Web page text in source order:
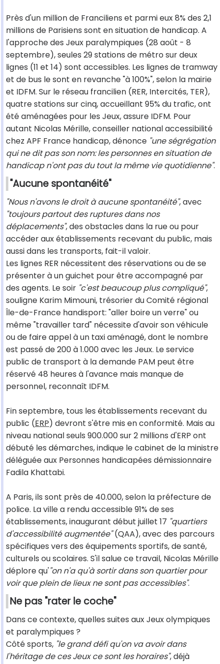
Près d'un million de Franciliens et parmi eux 8% des 2,1
millions de Parisiens sont en situation de handicap. A
l'approche des Jeux paralympiques (28 août - 8
septembre), seules 29 stations de métro sur deux
lignes (11 et 14) sont accessibles. Les lignes de tramway
et de bus le sont en revanche "à 100%", selon la mairie
et IDFM. Sur le réseau francilien (RER, Intercités, TER),
quatre stations sur cinq, accueillant 95% du trafic, ont
été aménagées pour les Jeux, assure IDFM. Pour
autant Nicolas Mérille, conseiller national accessibilité
chez APF France handicap, dénonce "une ségrégation
qui ne dit pas son nom: les personnes en situation de
handicap n'ont pas du tout la même vie quotidienne".
"Aucune spontanéité"
"Nous n'avons le droit à aucune spontanéité", avec
"toujours partout des ruptures dans nos
déplacements", des obstacles dans la rue ou pour
accéder aux établissements recevant du public, mais
aussi dans les transports, fait-il valoir.
Les lignes RER nécessitent des réservations ou de se
présenter à un guichet pour être accompagné par
des agents. Le soir "c'est beaucoup plus compliqué",
souligne Karim Mimouni, trésorier du Comité régional
Île-de-France handisport: "aller boire un verre" ou
même "travailler tard" nécessite d'avoir son véhicule
ou de faire appel à un taxi aménagé, dont le nombre
est passé de 200 à 1.000 avec les Jeux. Le service
public de transport à la demande PAM peut être
réservé 48 heures à l'avance mais manque de
personnel, reconnaît IDFM.
Fin septembre, tous les établissements recevant du
public (ERP) devront s'être mis en conformité. Mais au
niveau national seuls 900.000 sur 2 millions d'ERP ont
débuté les démarches, indique le cabinet de la ministre
déléguée aux Personnes handicapées démissionnaire
Fadila Khattabi.
A Paris, ils sont près de 40.000, selon la préfecture de
police. La ville a rendu accessible 91% de ses
établissements, inaugurant début juillet 17 "quartiers
d'accessibilité augmentée"(QAA), avec des parcours
spécifiques vers des équipements sportifs, de santé,
culturels ou scolaires. S'il salue ce travail, Nicolas Mérille
déplore qu'"on n'a qu'à sortir dans son quartier pour
voir que plein de lieux ne sont pas accessibles".
Ne pas "rater le coche"
Dans ce contexte, quelles suites aux Jeux olympiques
et paralympiques ?
Côté sports, "le grand défi qu'on va avoir dans
l'héritage de ces Jeux ce sont les horaires", déjà